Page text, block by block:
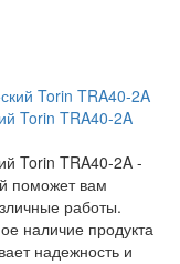
Torin TRA40-2A
Torin TRA40-2A -
поможет вам
работы.
наличие продукта
надежность и